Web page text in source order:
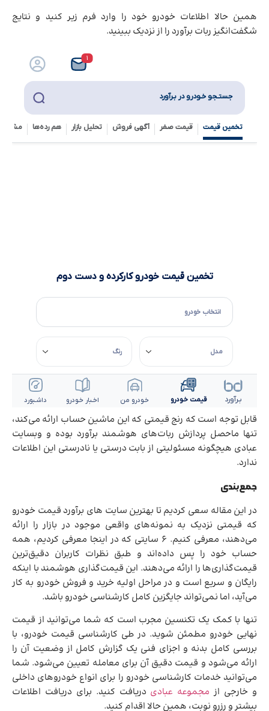
همین حالا اطلاعات خودرو خود را وارد فرم زیر کنید و نتایج
شگفت‌انگیز ربات برآورد را از نزدیک ببینید.
قابل توجه است که رنج قیمتی که این ماشین حساب ارائه می‌کند،
تنها ماحصل پردازش ربات‌های هوشمند برآورد بوده و وبسایت
عبادی هیچگونه مسئولیتی از بابت درستی یا نادرستی این اطلاعات
ندارد.
جمع‌بندی
در این مقاله سعی کردیم تا بهترین سایت های برآورد قیمت خودرو
که قیمتی نزدیک به نمونه‌های واقعی موجود در بازار را ارائه
می‌دهند، معرفی کنیم. 6 سایتی که در اینجا معرفی کردیم، همه
حساب خود را پس داده‌اند و طبق نظرات کاربران دقیق‌ترین
قیمت‌گذاری‌ها را ارائه می‌دهند. این قیمت‌گذاری هوشمند با اینکه
رایگان و سریع است و در مراحل اولیه خرید و فروش خودرو به کار
می‌آید، اما نمی‌تواند جایگزین کامل کارشناسی خودرو باشد.
تنها با کمک یک تکنسین مجرب است که شما می‌توانید از قیمت
نهایی خودرو مطمئن شوید. در طی کارشناسی قیمت خودرو، با
بررسی کامل بدنه و اجزای فنی یک گزارش کامل از وضعیت آن را
ارائه می‌شود و قیمت دقیق آن برای معامله تعیین می‌شود. شما
می‌توانید خدمات کارشناسی خودرو را برای انواع خودروهای داخلی
و خارجی از مجموعه عبادی دریافت کنید. برای دریافت اطلاعات
بیشتر و رزرو نوبت، همین حالا اقدام کنید.